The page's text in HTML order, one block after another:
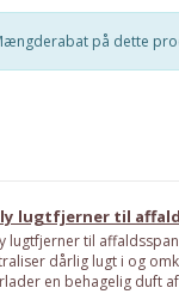
på dette
lugtfjerner til
lugtfjerner til
dårlig lugt i og
en behagelig duft